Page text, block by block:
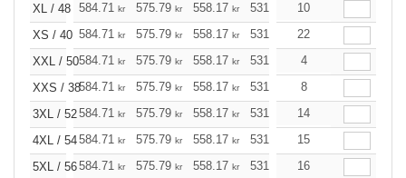
XL / 48 584.71 kr 575.79 kr 558.17 kr 531.52 504.98
10
XS / 40 584.71 kr 575.79 kr 558.17 kr 531.52 504.98
22
XXL / 50584.71 kr 575.79 kr 558.17 kr 531.52
4
XXS / 38584.71 kr 575.79 kr 558.17 kr 531.52
8
3XL / 52584.71 kr 575.79 kr 558.17 kr 531.52 504.98
14
4XL / 54584.71 kr 575.79 kr 558.17 kr 531.52 504.98
15
5XL / 56584.71 kr 575.79 kr 558.17 kr 531.52 504.98
16